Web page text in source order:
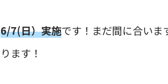
6/7(日）実施です！まだ間に合いま
ります！